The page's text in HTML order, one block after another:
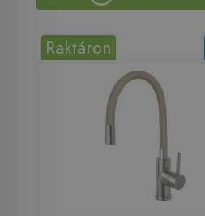
Raktáron